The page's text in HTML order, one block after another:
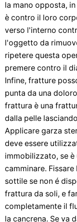
la mano opposta,
è contro il loro
verso l'interno
l'oggetto da
ripetere questa
premere contro il
Infine, fratture
punta da una
frattura è una
dalla pelle
Applicare garza
deve essere
immobilizzato, se
camminare.
sottile se non é
frattura da soli, e
completamente il
la cancrena. Se va